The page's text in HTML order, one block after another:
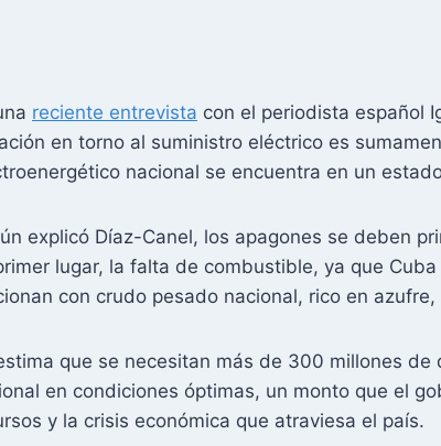
reciente entrevista con el periodista español
en torno al suministro eléctrico es
nacional se encuentra en un
explicó Díaz-Canel, los apagones se deben
lugar, la falta de combustible, ya que
con crudo pesado nacional, rico en
que se necesitan más de 300 millones
en condiciones óptimas, un monto que el
y la crisis económica que atraviesa el país.